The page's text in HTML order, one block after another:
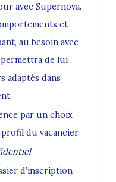
avec Supernova.
et
au besoin avec
permettra de lui
adaptés dans
par un choix
du vacancier.
d’inscription